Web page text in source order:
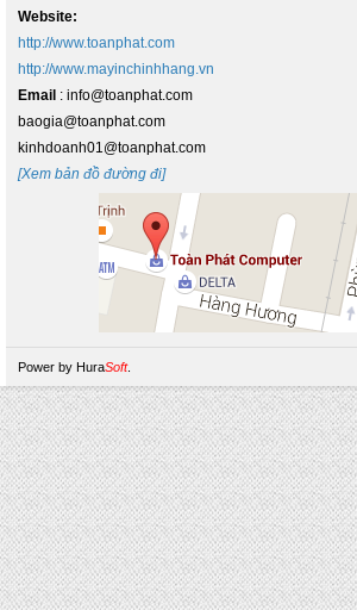
Website:
http://www.toanphat.com
http://www.mayinchinhhang.vn
Email : info@toanphat.com
baogia@toanphat.com
kinhdoanh01@toanphat.com
[Xem bản đồ đường đi]
Power by HuraSoft.